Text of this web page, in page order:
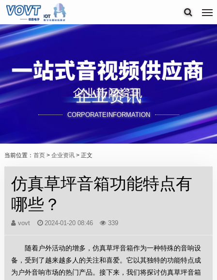
企业资讯
CORPORATEINFORMATION
当前位置： 首页> 企业资讯> 正文
仿真草坪音箱功能特点有
哪些？
vovt 2024-01-20 08:46 339
随着户外活动的增多，仿真草坪音箱作为一种特殊的音响设
备，受到了越来越多人的关注和喜爱。它以其独特的功能特点成
为户外音响市场的热门产品。接下来，我们将探讨仿真草坪音箱